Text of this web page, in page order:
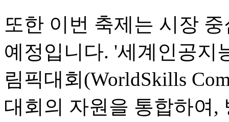
또한 이번 축제는 시장
예정입니다. '세계인공지
림픽대회(WorldSkills
대회의 자원을 통합하여,